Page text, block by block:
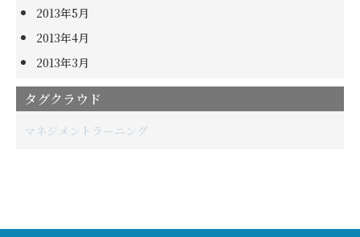
2013年5月
2013年4月
2013年3月
タグクラウド
マネジメント ラーニング